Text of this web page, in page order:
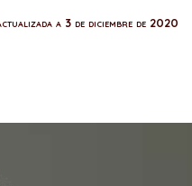
a 3 de diciembre de 2020